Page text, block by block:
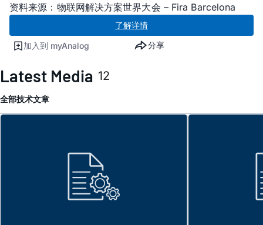
资料来源：物联网解决方案世界大会 – Fira Barcelona
了解详情
加入到 myAnalog 分享
Latest Media 12
全部技术文章